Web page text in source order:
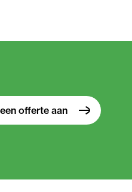
offerte aan